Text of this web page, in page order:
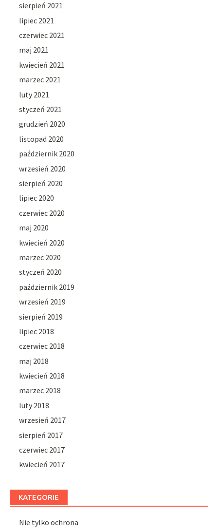
sierpień 2021
lipiec 2021
czerwiec 2021
maj 2021
kwiecień 2021
marzec 2021
luty 2021
styczeń 2021
grudzień 2020
listopad 2020
październik 2020
wrzesień 2020
sierpień 2020
lipiec 2020
czerwiec 2020
maj 2020
kwiecień 2020
marzec 2020
styczeń 2020
październik 2019
wrzesień 2019
sierpień 2019
lipiec 2018
czerwiec 2018
maj 2018
kwiecień 2018
marzec 2018
luty 2018
wrzesień 2017
sierpień 2017
czerwiec 2017
kwiecień 2017
KATEGORIE
Nie tylko ochrona